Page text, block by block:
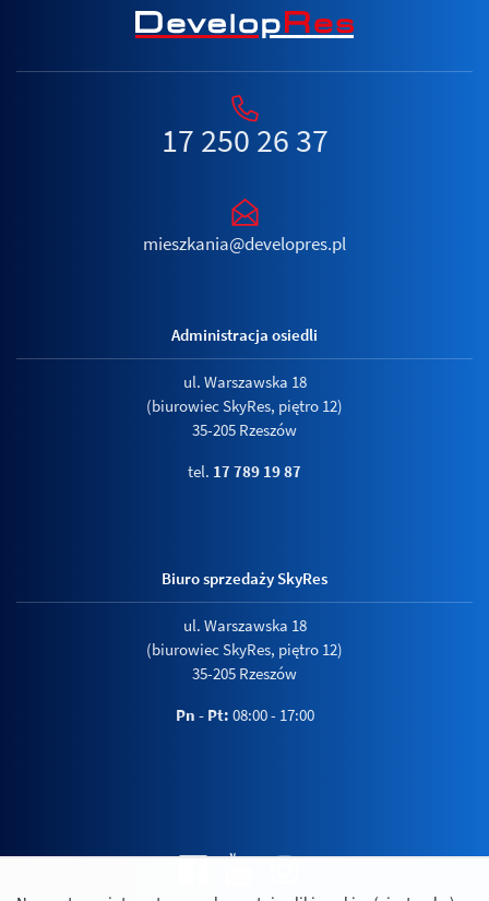
17 250 26 37
mieszkania@developres.pl
Administracja osiedli
ul. Warszawska 18
(biurowiec SkyRes, piętro 12)
35-205 Rzeszów
tel. 17 789 19 87
Biuro sprzedaży SkyRes
ul. Warszawska 18
(biurowiec SkyRes, piętro 12)
35-205 Rzeszów
Pn - Pt: 08:00 - 17:00